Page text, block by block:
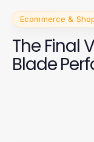
Ecommerce &
The Final
Blade